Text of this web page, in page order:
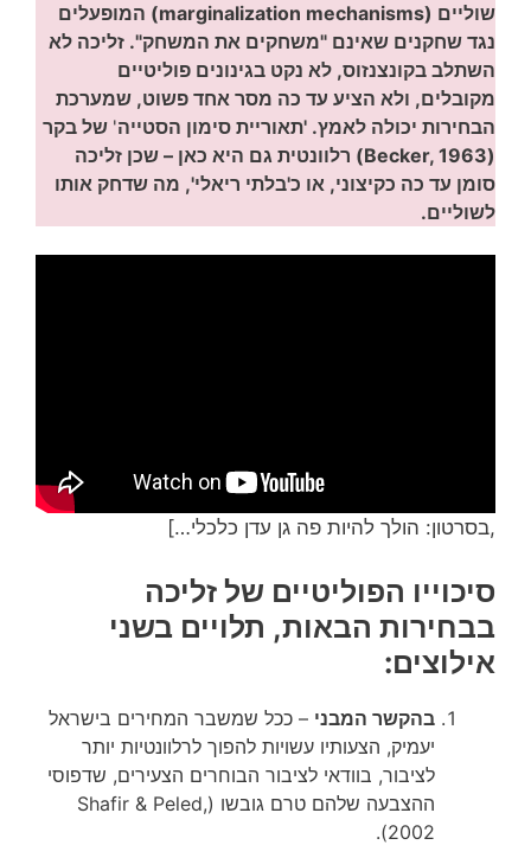
שוליים (marginalization mechanisms) המופעלים
נגד שחקנים שאינם "משחקים את המשחק". זליכה לא
השתלב בקונצנזוס, לא נקט בגינונים פוליטיים
מקובלים, ולא הציע עד כה מסר אחד פשוט, שמערכת
הבחירות יכולה לאמץ. 'תאוריית סימון הסטייה' של בקר
(Becker, 1963) רלוונטית גם היא כאן – שכן זליכה
סומן עד כה כקיצוני, או כ'בלתי ריאלי', מה שדחק אותו
לשוליים.
,בסרטון: הולך להיות פה גן עדן כלכלי…]
סיכוייו הפוליטיים של זליכה
בבחירות הבאות, תלויים בשני
אילוצים:
בהקשר המבני – ככל שמשבר המחירים בישראל
יעמיק, הצעותיו עשויות להפוך לרלוונטיות יותר
לציבור, בוודאי לציבור הבוחרים הצעירים, שדפוסי
ההצבעה שלהם טרם גובשו (Shafir & Peled,
2002).